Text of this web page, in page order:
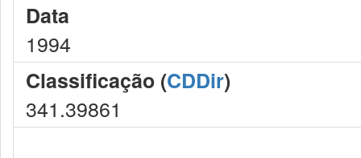
Data
1994
Classificação (CDDir)
341.39861